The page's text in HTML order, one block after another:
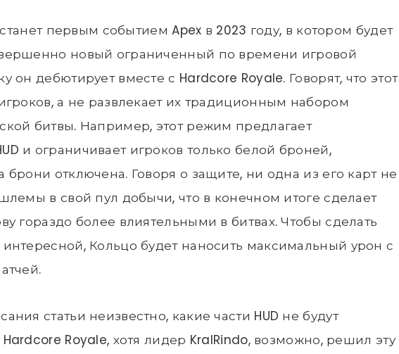
первым событием Apex в 2023 году, в котором будет
новый ограниченный по времени игровой
он дебютирует вместе с Hardcore Royale. Говорят, что этот
а не развлекает их традиционным набором
битвы. Например, этот режим предлагает
и ограничивает игроков только белой броней,
брони отключена. Говоря о защите, ни одна из его карт не
в свой пул добычи, что в конечном итоге сделает
гораздо более влиятельными в битвах. Чтобы сделать
Кольцо будет наносить максимальный урон с
статьи неизвестно, какие части HUD не будут
Royale, хотя лидер KralRindo, возможно, решил эту